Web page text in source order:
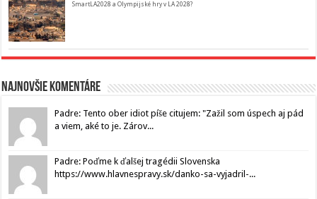
SmartLA2028 a Olympijské hry v LA 2028?
Najnovšie komentáre
Padre: Tento ober idiot píše citujem: "Zažil som úspech aj pád
a viem, aké to je. Zárov...
Padre: Poďme k ďalšej tragédii Slovenska
https://www.hlavnespravy.sk/danko-sa-vyjadril-...